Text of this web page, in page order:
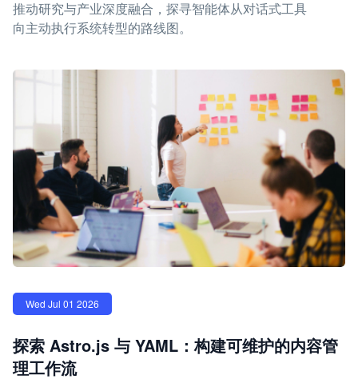
推动研究与产业深度融合，探寻智能体从对话式工具
向主动执行系统转型的路线图。
Wed Jul 01 2026
探索 Astro.js 与 YAML：构建可维护的内容管
理工作流